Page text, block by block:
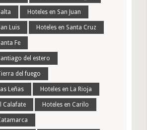
Hoteles en San Juan
Luis Hoteles en Santa Cruz
Fe
del estero
del fuego
Leñas Hoteles en La Rioja
Calafate Hoteles en Carilo